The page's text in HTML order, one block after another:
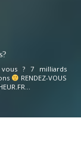
? 7 milliards
RENDEZ-VOUS